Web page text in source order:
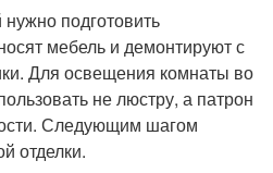
подготовить
мебель и демонтируют с
Для освещения комнаты во
не люстру, а патрон
Следующим шагом
отделки.